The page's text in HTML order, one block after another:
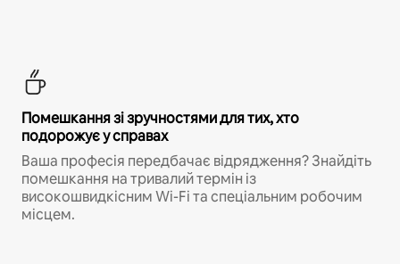
Помешкання зі зручностями для тих, хто
подорожує у справах
Ваша професія передбачає відрядження? Знайдіть
помешкання на тривалий термін із
високошвидкісним Wi-Fi та спеціальним робочим
місцем.